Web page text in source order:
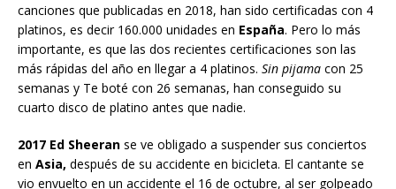
canciones que publicadas en 2018, han sido certificadas con 4
platinos, es decir 160.000 unidades en España. Pero lo más
importante, es que las dos recientes certificaciones son las
más rápidas del año en llegar a 4 platinos. Sin pijama con 25
semanas y Te boté con 26 semanas, han conseguido su
cuarto disco de platino antes que nadie.
2017 Ed Sheeran se ve obligado a suspender sus conciertos
en Asia, después de su accidente en bicicleta. El cantante se
vio envuelto en un accidente el 16 de octubre, al ser golpeado